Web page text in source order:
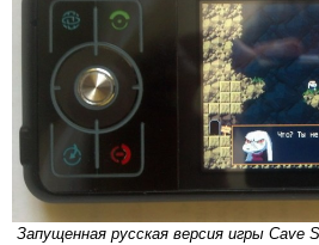
Запущенная русская версия игры Cave